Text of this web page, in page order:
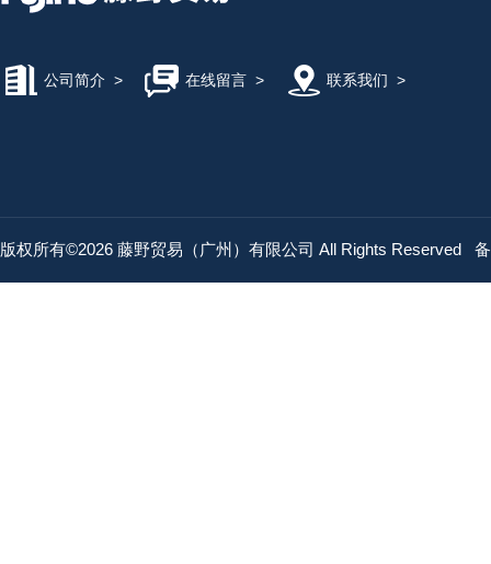
公司简介 > 在线留言> 联系我们 >
版权所有©2026 藤野贸易（广州）有限公司 All Rights Reserved